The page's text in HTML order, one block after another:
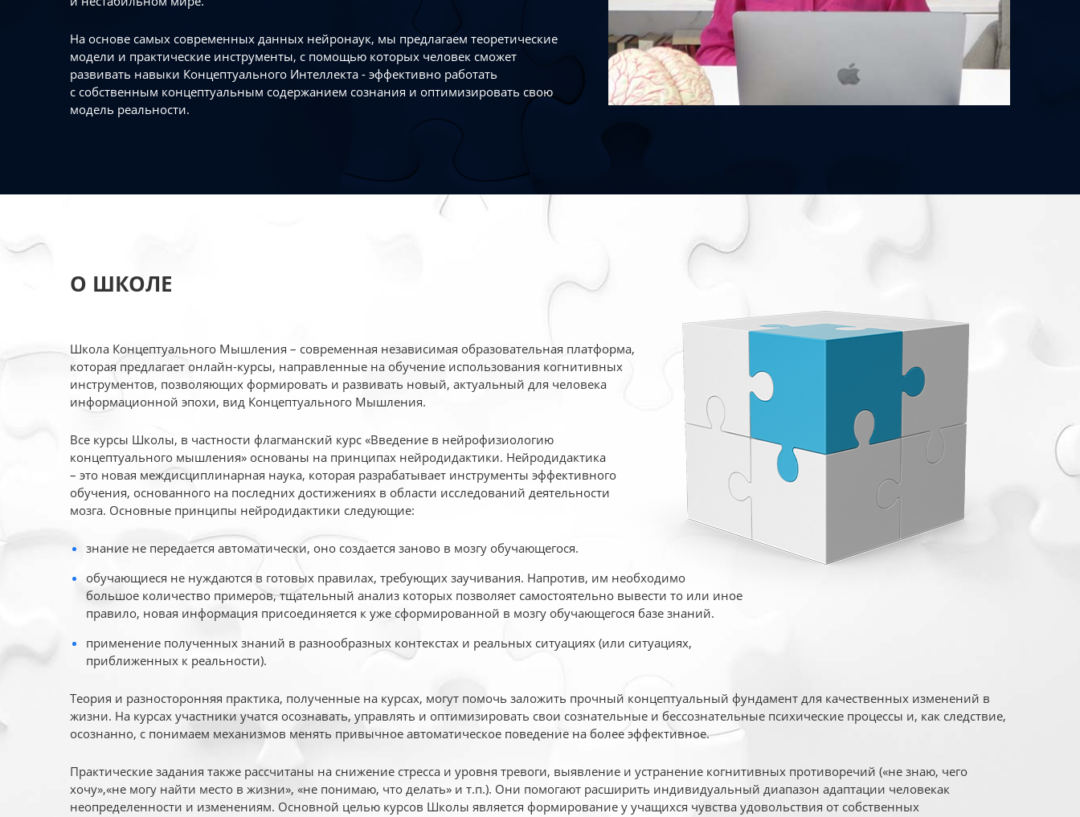
На основе самых современных данных нейронаук, мы предлагаем теоретические
модели и практические инструменты, с помощью которых человек сможет
развивать навыки Концептуального Интеллекта - эффективно работать
с собственным концептуальным содержанием сознания и оптимизировать свою
модель реальности.
О ШКОЛЕ
Школа Концептуального Мышления – современная независимая образовательная платформа,
которая предлагает онлайн-курсы, направленные на обучение использования когнитивных
инструментов, позволяющих формировать и развивать новый, актуальный для человека
информационной эпохи, вид Концептуального Мышления.
Все курсы Школы, в частности флагманский курс «Введение в нейрофизиологию
концептуального мышления» основаны на принципах нейродидактики. Нейродидактика
– это новая междисциплинарная наука, которая разрабатывает инструменты эффективного
обучения, основанного на последних достижениях в области исследований деятельности
мозга. Основные принципы нейродидактики следующие:
знание не передается автоматически, оно создается заново в мозгу обучающегося.
обучающиеся не нуждаются в готовых правилах, требующих заучивания. Напротив, им необходимо
большое количество примеров, тщательный анализ которых позволяет самостоятельно вывести то или иное
правило, новая информация присоединяется к уже сформированной в мозгу обучающегося базе знаний.
применение полученных знаний в разнообразных контекстах и реальных ситуациях (или ситуациях,
приближенных к реальности).
Теория и разносторонняя практика, полученные на курсах, могут помочь заложить прочный концептуальный фундамент для качественных изменений в
жизни. На курсах участники учатся осознавать, управлять и оптимизировать свои сознательные и бессознательные психические процессы и, как следствие,
осознанно, с понимаем механизмов менять привычное автоматическое поведение на более эффективное.
Практические задания также рассчитаны на снижение стресса и уровня тревоги, выявление и устранение когнитивных противоречий («не знаю, чего
хочу»,«не могу найти место в жизни», «не понимаю, что делать» и т.п.). Они помогают расширить индивидуальный диапазон адаптации человекак
неопределенности и изменениям. Основной целью курсов Школы является формирование у учащихся чувства удовольствия от собственных